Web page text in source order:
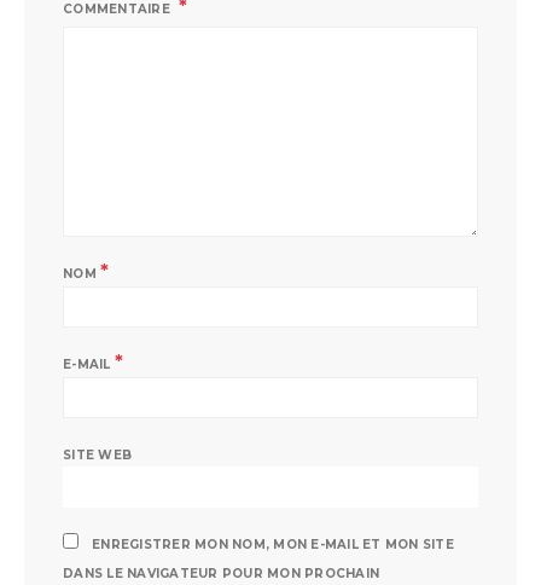
COMMENTAIRE
NOM *
E-MAIL *
SITE WEB
ENREGISTRER MON NOM, MON E-MAIL ET MON SITE
DANS LE NAVIGATEUR POUR MON PROCHAIN